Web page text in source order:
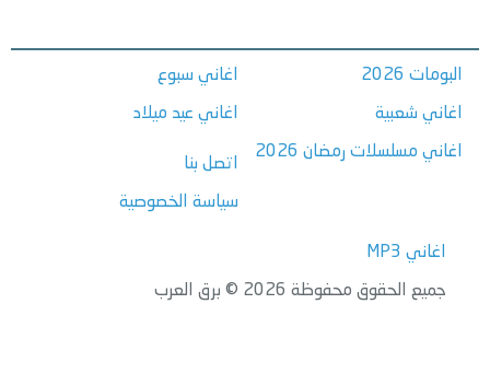
البومات 2026
اغاني شعبية
اغاني مسلسلات رمضان 2026
اغاني سبوع
اغاني عيد ميلاد
اتصل بنا
سياسة الخصوصية
اغاني MP3
جميع الحقوق محفوظة 2026 © برق العرب